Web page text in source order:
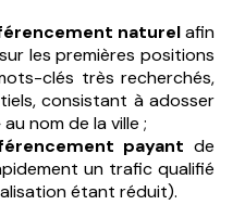
naturelafin
les premières positions
clés très recherchés,
consistant à adosser
nom de la ville ;
payant de
un trafic qualifié
étant réduit).